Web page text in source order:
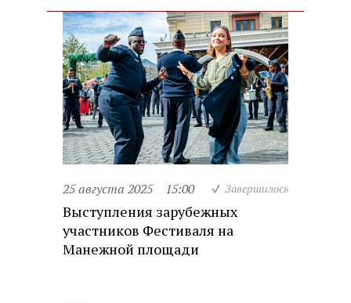
25 августа 2025 15:00 Завершилось
Выступления зарубежных
участников Фестиваля на
Манежной площади